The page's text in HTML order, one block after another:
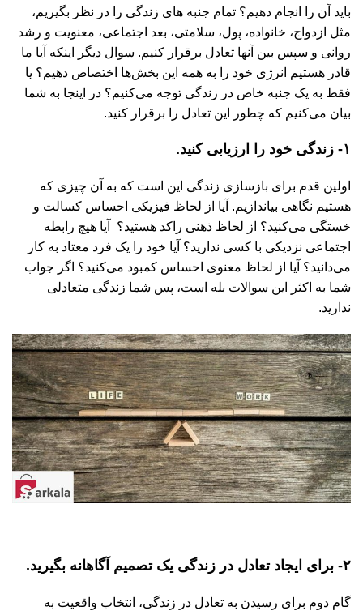
باید آن را انجام دهیم؟ تمام جنبه های زندگی را در نظر بگیریم،
مثل ازدواج، خانواده، پول، سلامتی، بعد اجتماعی، معنویت و رشد
روانی و سپس بین آنها تعادل برقرار کنیم. سوال دیگر اینکه آیا ما
قادر هستیم انرژی خود را به همه این بخش‌ها اختصاص دهیم؟ یا
فقط به یک جنبه خاص در زندگی توجه می‌کنیم؟ در اینجا به شما
بیان می‌کنیم که چطور این تعادل را برقرار کنید.
۱- زندگی خود را ارزیابی کنید.
اولین قدم برای بازسازی زندگی این است که به آن چیزی که
هستیم نگاهی بیاندازیم. آیا از لحاظ فیزیکی احساس کسالت و
خستگی می‌کنید؟ از لحاظ ذهنی راکد هستید؟ آیا هیچ رابطه
اجتماعی نزدیکی با کسی ندارید؟ آیا خود را یک فرد معتاد به کار
می‌دانید؟ آیا از لحاظ معنوی احساس کمبود می‌کنید؟ اگر جواب
شما به اکثر این سوالات بله است، پس شما زندگی متعادلی
ندارید.
۲- برای ایجاد تعادل در زندگی یک تصمیم آگاهانه بگیرید.
گام دوم برای رسیدن به تعادل در زندگی، انتخاب واقعیت به